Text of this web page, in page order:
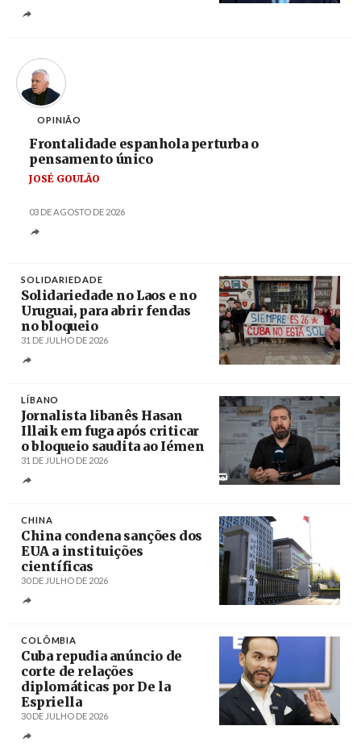
OPINIÃO
Frontalidade espanhola perturba o
pensamento único
JOSÉ GOULÃO
03 DE AGOSTO DE 2026
SOLIDARIEDADE
Solidariedade no Laos e no
Uruguai, para abrir fendas
no bloqueio
31 DE JULHO DE 2026
LÍBANO
Jornalista libanês Hasan
Illaik em fuga após criticar
o bloqueio saudita ao Iémen
31 DE JULHO DE 2026
CHINA
China condena sanções dos
EUA a instituições
científicas
30 DE JULHO DE 2026
COLÔMBIA
Cuba repudia anúncio de
corte de relações
diplomáticas por De la
Espriella
30 DE JULHO DE 2026